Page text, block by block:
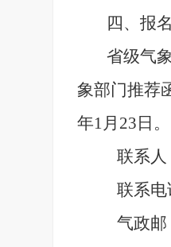
四、报
省级气
象部门推荐
年1月23日。
联系
联系电
气政